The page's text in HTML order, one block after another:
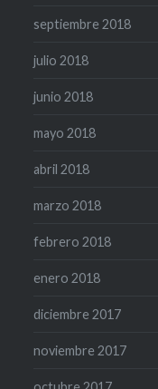
septiembre 2018
julio 2018
junio 2018
mayo 2018
abril 2018
marzo 2018
febrero 2018
enero 2018
diciembre 2017
noviembre 2017